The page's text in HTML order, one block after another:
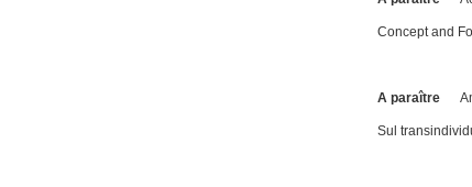
Concept and
A paraître
Sul